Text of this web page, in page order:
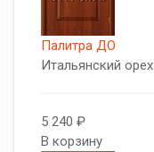
Палитра ДО
Итальянский орех
5 240 ₽
В корзину